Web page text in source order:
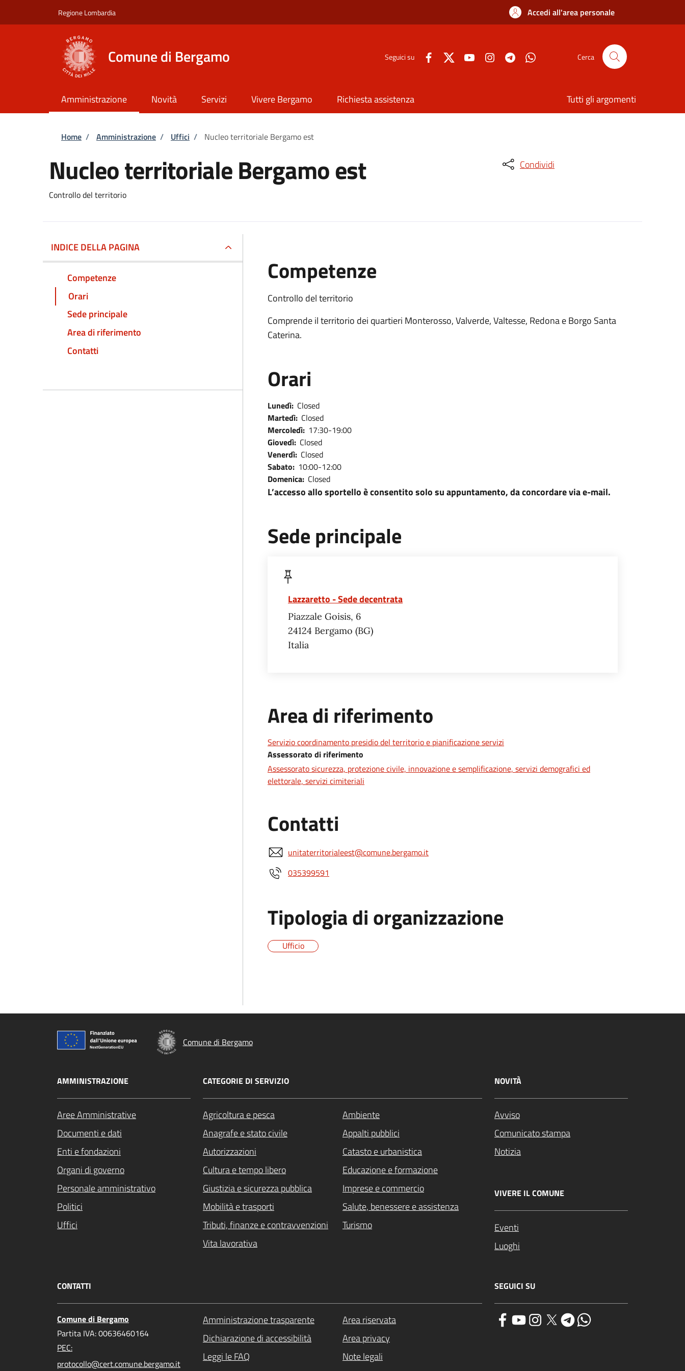
Regione Lombardia Accedi all'area personale
Comune di Bergamo Seguici su Cerca
Amministrazione Novità Servizi Vivere Bergamo Richiesta assistenza Tutti gli argomenti
Briciole di pane
Home / Amministrazione / Uffici / Nucleo territoriale Bergamo est
Nucleo territoriale Bergamo est
Controllo del territorio
Condividi
INDICE DELLA PAGINA
Competenze
Orari
Sede principale
Area di riferimento
Contatti
Competenze
Controllo del territorio
Comprende il territorio dei quartieri Monterosso, Valverde, Valtesse, Redona e Borgo Santa
Caterina.
Orari
Lunedì: Closed
Martedì: Closed
Mercoledì: 17:30-19:00
Giovedì: Closed
Venerdì: Closed
Sabato: 10:00-12:00
Domenica: Closed
L’accesso allo sportello è consentito solo su appuntamento, da concordare via e-mail.
Sede principale
Lazzaretto - Sede decentrata
Piazzale Goisis, 6
24124 Bergamo BG
Italia
Area di riferimento
Servizio coordinamento presidio del territorio e pianificazione servizi
Assessorato di riferimento
Assessorato sicurezza, protezione civile, innovazione e semplificazione, servizi demografici ed
elettorale, servizi cimiteriali
Contatti
unitaterritorialeest@comune.bergamo.it
035399591
Tipologia di organizzazione
Ufficio
Comune di Bergamo
AMMINISTRAZIONE
Aree Amministrative
Documenti e dati
Enti e fondazioni
Organi di governo
Personale amministrativo
Politici
Uffici
CATEGORIE DI SERVIZIO
Agricoltura e pesca
Ambiente
Anagrafe e stato civile
Appalti pubblici
Autorizzazioni
Catasto e urbanistica
Cultura e tempo libero
Educazione e formazione
Giustizia e sicurezza pubblica
Imprese e commercio
Mobilità e trasporti
Salute, benessere e assistenza
Tributi, finanze e contravvenzioni
Turismo
Vita lavorativa
NOVITÀ
Avviso
Comunicato stampa
Notizia
VIVERE IL COMUNE
Eventi
Luoghi
CONTATTI
Comune di Bergamo
Partita IVA: 00636460164
PEC:
protocollo@cert.comune.bergamo.it
Amministrazione trasparente
Area riservata
Dichiarazione di accessibilità
Area privacy
Leggi le FAQ
Note legali
SEGUICI SU